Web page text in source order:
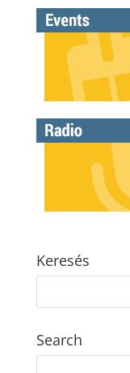
Keresés
Search